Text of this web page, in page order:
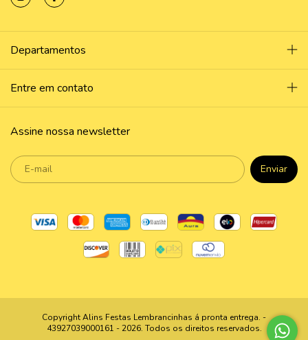
Departamentos
Entre em contato
Assine nossa newsletter
Copyright Alins Festas Lembrancinhas á pronta entrega. -
43927039000161 - 2026. Todos os direitos reservados.